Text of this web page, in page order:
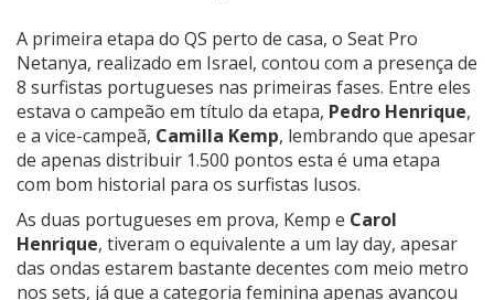
A primeira etapa do QS perto de casa, o Seat Pro
Netanya, realizado em Israel, contou com a presença de
8 surfistas portugueses nas primeiras fases. Entre eles
estava o campeão em título da etapa, Pedro Henrique,
e a vice-campeã, Camilla Kemp, lembrando que apesar
de apenas distribuir 1.500 pontos esta é uma etapa
com bom historial para os surfistas lusos.
As duas portugueses em prova, Kemp e Carol
Henrique, tiveram o equivalente a um lay day, apesar
das ondas estarem bastante decentes com meio metro
nos sets, já que a categoria feminina apenas avançou